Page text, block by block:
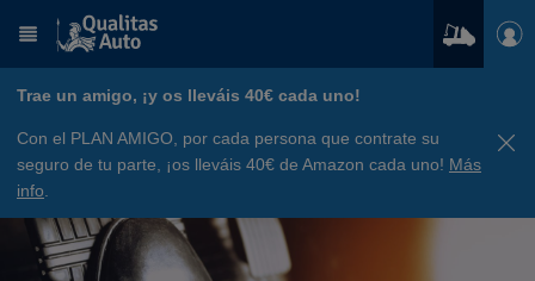
Trae un amigo, ¡y os lleváis 40€ cada uno!
Con el PLAN AMIGO, por cada persona que contrate su
seguro de tu parte, ¡os lleváis 40€ de Amazon cada uno! Más
info